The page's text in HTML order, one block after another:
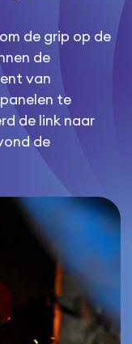
de grip op de
de
van
te
de link naar
de